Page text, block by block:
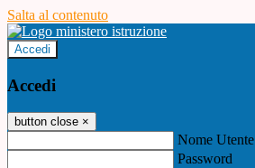
Salta al contenuto
Accedi
Accedi
button close ×
Nome Utente
Password